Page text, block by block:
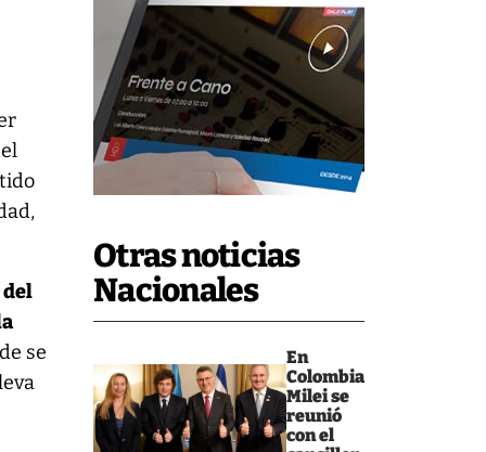
Otras noticias
Nacionales
En
Colombia
Milei se
reunió
con el
del
se